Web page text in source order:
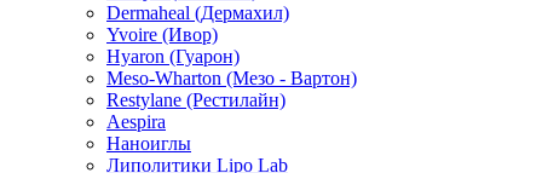
Dermaheal (Дермахил)
Yvoire (Ивор)
Hyaron (Гуарон)
Meso-Wharton (Мезо - Вартон)
Restylane (Рестилайн)
Aespira
Наноиглы
Липолитики Lipo Lab